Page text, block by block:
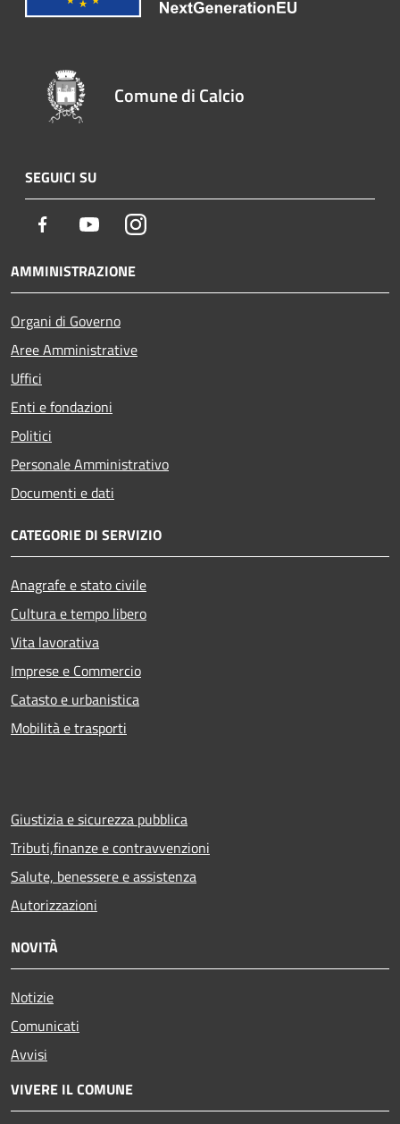
Comune di Calcio
SEGUICI SU
Facebook YoutubeInstagram
AMMINISTRAZIONE
Organi di Governo
Aree Amministrative
Uffici
Enti e fondazioni
Politici
Personale Amministrativo
Documenti e dati
CATEGORIE DI SERVIZIO
Anagrafe e stato civile
Cultura e tempo libero
Vita lavorativa
Imprese e Commercio
Catasto e urbanistica
Mobilità e trasporti
Giustizia e sicurezza pubblica
Tributi,finanze e contravvenzioni
Salute, benessere e assistenza
Autorizzazioni
NOVITÀ
Notizie
Comunicati
Avvisi
VIVERE IL COMUNE